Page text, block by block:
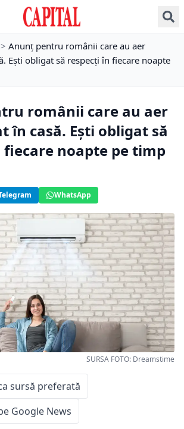
> Anunț pentru românii care au aer
Ești obligat să respecți în fiecare noapte
românii care au aer
în casă. Ești obligat să
fiecare noapte pe timp
WhatsApp
SURSA FOTO: Dreamstime
sursă preferată
Google News